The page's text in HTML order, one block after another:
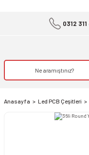
0312 311
Anasayfa Led PCB Çeşitleri